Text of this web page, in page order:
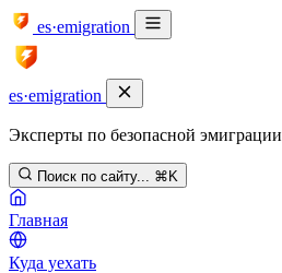
es·emigration
es·emigration
Эксперты по безопасной эмиграции
Поиск по сайту... ⌘K
Главная
Куда уехать